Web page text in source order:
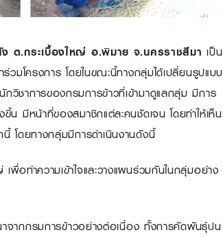
ต.กระเบื้องใหญ่ อ.พิมาย จ.นครราชสีมา เป็น
วมโครงการ โดยในขณะนี้ทางกลุ่มได้เปลี่ยนรูปแบบ
กวิชาการของกรมการข้าวที่เข้ามาดูแลกลุ่ม มีการ
น มีหน้าที่ของสมาชิกแต่ละคนชัดเจน โดยทำให้เห็น
โดยทางกลุ่มมีการดำเนินงานดังนี้
อทำความเข้าใจและวางแผนร่วมกันในกลุ่มอย่าง
าจากกรมการข้าวอย่างต่อเนื่อง ทั้งการคัดพันธุ์ปน